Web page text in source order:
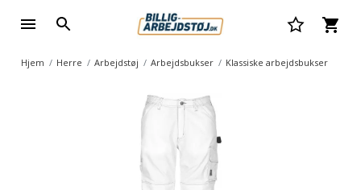
Hjem Herre Arbejdstøj Arbejdsbukser Klassiske arbejdsbukser